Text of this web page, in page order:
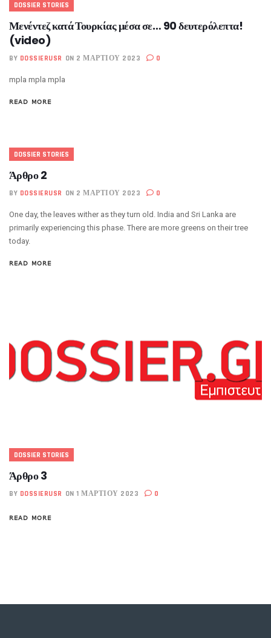
DOSSIER STORIES
Μενέντεζ κατά Τουρκίας μέσα σε… 90 δευτερόλεπτα!
(video)
BY DOSSIERUSR ON 2 ΜΑΡΤΊΟΥ 2023 0
mpla mpla mpla
READ MORE
DOSSIER STORIES
Άρθρο 2
BY DOSSIERUSR ON 2 ΜΑΡΤΊΟΥ 2023 0
One day, the leaves wither as they turn old. India and Sri Lanka are
primarily experiencing this phase. There are more greens on their tree
today.
READ MORE
DOSSIER STORIES
Άρθρο 3
BY DOSSIERUSR ON 1 ΜΑΡΤΊΟΥ 2023 0
READ MORE